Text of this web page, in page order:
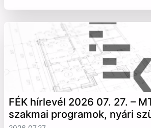
FÉK hírlevél 2026 07. 27. –
szakmai programok, nyári